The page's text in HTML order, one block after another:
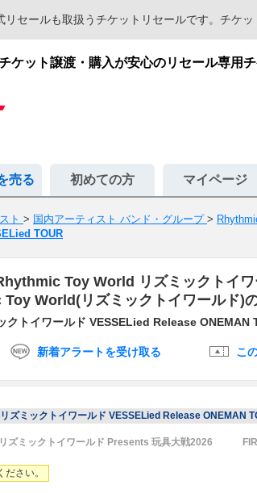
セールも取扱うチケットリセールです。チケ
ット譲渡・購入が安心のリセール専用
売る 初めての方 マイページ
ト > 国内アーティスト バンド・グループ >
TOUR
Toy World リズミックトイ
World(リズミックトイワールド)
トイワールド VESSELied Release ONEMAN
新着アラートを受け取る こ
ズミックトイワールド VESSELied Release ONEMAN
ズミックトイワールド Presents 玩具大戦2026
さい。